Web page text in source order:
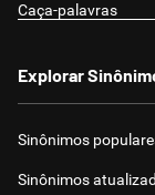
Caça-palavras
Explorar
Sinônimos
Sinônimos